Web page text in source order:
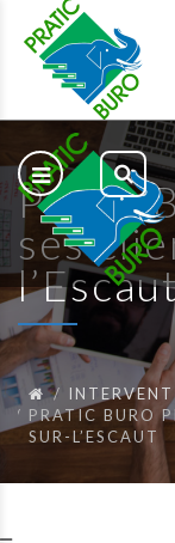
Pratic
ses
PRATIC BURO
SUR-L’ESCAUT